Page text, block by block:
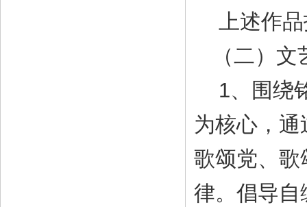
上述作品
（二）文
1、围绕
为核心，
歌颂党、歌
律。倡导自